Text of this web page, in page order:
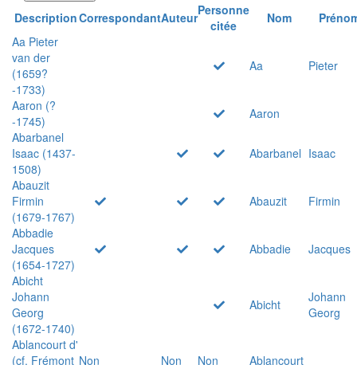
DescriptionCorrespondantAuteurPersonne
citée
Nom
Aa Pieter
van der
(1659?
-1733)
Aa Pieter
Aaron (?
-1745)
Aaron
Abarbanel
Isaac (1437-
1508)
Abarbanel Isaac
Abauzit
Firmin
(1679-1767)
Abauzit
Firmin
Abbadie
Jacques
(1654-1727)
Abbadie
Jacques
Abicht
Johann
Georg
(1672-1740)
Abicht
Johann
Georg
Ablancourt d'
(cf. Frémont Non Non Non
Ablancourt